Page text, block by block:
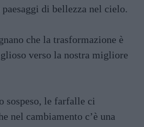
di bellezza nel cielo.
che la trasformazione è
verso la nostra migliore
sospeso, le farfalle ci
nel cambiamento c’è una